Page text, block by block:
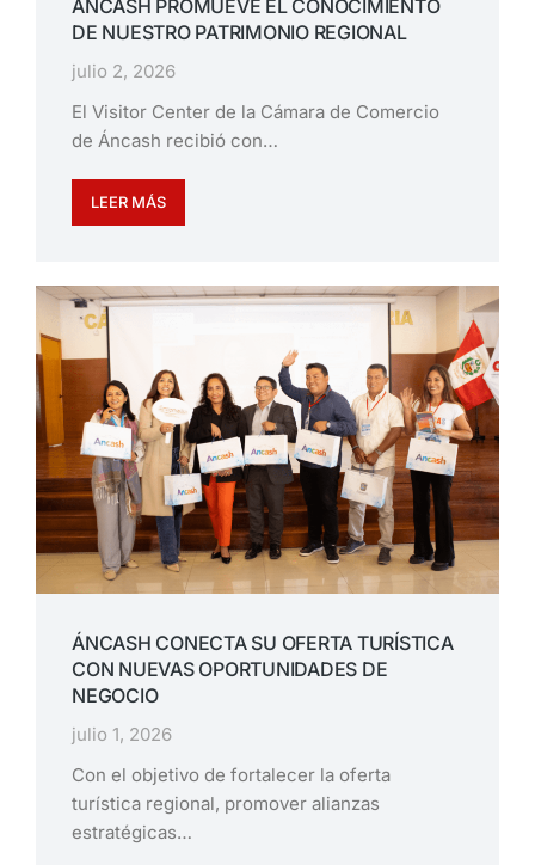
ÁNCASH PROMUEVE EL CONOCIMIENTO
DE NUESTRO PATRIMONIO REGIONAL
julio 2, 2026
El Visitor Center de la Cámara de Comercio
de Áncash recibió con…
LEER MÁS
ÁNCASH CONECTA SU OFERTA TURÍSTICA
CON NUEVAS OPORTUNIDADES DE
NEGOCIO
julio 1, 2026
Con el objetivo de fortalecer la oferta
turística regional, promover alianzas
estratégicas…